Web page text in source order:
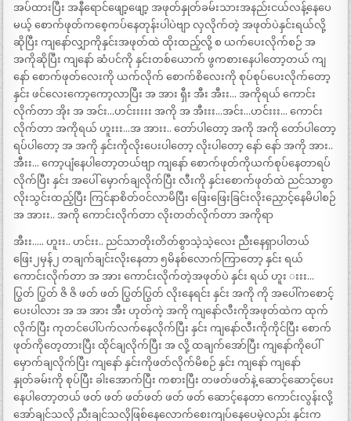
အပ်ထားပြီး အနီရောင်ဖျော့ဖျော့ အဖုတ်နှုတ်ခမ်းသားအနည်းငယ်လန့်နေပေ
မယ့် စောက်ဖုတ်ကစေ့ကပ်နေတုန်းပါပဲဗျာ လှလိုက်တဲ့ အဖုတ်ပဲနှင်းရယ်လို့
ဆိုပြီး ကျနော်လျှာကိုနှင်းအဖုတ်ထဲ ထိုးထည့်လို့ စ ယက်ပေးလိုက်စဉ် အ
အကိုဆိုပြီး ကျနော် ဆံပင်ကို နှင်းတစ်ယောက် ဖွကစားနေပါတော့တယ် ကျ
နော် စောက်ဖုတ်လေးကို ယက်လိုက် စောက်စိလေးကို စုပ်စုပ်ပေးလိုက်တော့
နှင်း ဖင်လေးကော့ကော့လာပြီး အ အား ရှီး အီး အီးး… အကိုရယ် ကောင်း
လိုက်တာ အိုး အ အင်း…ဟင်းးးးး အကို အ အီးးး…အင်း…ဟင်းးး… ကောင်း
လိုက်တာ အကိုရယ် ဟူးးး…အ အားး.. တော်ပါတော့ အကို အကို တော်ပါတော့
ရပ်ပါတော့ အ အကို နှင်းကိုလိုးပေးပါတော့ လိုးပါတော့ နော် နော် အကို အား..
အီးး… ကော့ပျံနေပါတော့တယ်ဗျာ ကျနော် စောက်ဖုတ်ကိုယက်စုပ်နေတာရပ်
လိုက်ပြီး နှင်း အပေါ် မှောက်ချလိုက်ပြီး လီးကို နှင်းစောက်ဖုတ်ထဲ ညင်သာစွာ
လိုးသွင်းထည့်ပြီး ကြင်နာစိတ်ဝင်လာမိပြီး ဖြေးဖြေးခြင်းလိုးညှောင့်နေမိပါစဉ်
အ အားး.. အကို ကောင်းလိုက်တာ လိုးတတ်လိုက်တာ အကိုရာ
အီးး….. ဟူးး.. ဟင်းး.. ညင်သာတိုးတိတ်စွာသဲ့သဲ့လေး ညီးနေရှာပါတယ်
ဖြေး၂မှန်၂ တချက်ချင်းလိုးနေတာ ၅မိနစ်လောက်ကြာတော့ နှင်း ရယ်
ကောင်းလိုက်တာ အ အား ကောင်းလိုက်တဲ့အဖုတ်ပဲ နှင်း ရယ် ဟူး းးး…
ပြွတ် ပြွတ် ဇိ ဇိ ဖတ် ဖတ် ပြွတ်ပြွတ် လိုးနေရင်း နှင်း အကို ကို အပေါ်ကစောင့်
ပေးပါလား အ အ အား အီး ဟုတ်ကဲ့ အကို ကျနော်လီးကိုအဖုတ်ထဲက ထုက်
လိုက်ပြီး ကုတင်ပေါ်ပက်လက်နေလိုက်ပြီး နှင်း ကျနော်လီးကိုကိုင်ပြီး စောက်
ဖုတ်ကိုတေ့တားပြီး ထိုင်ချလိုက်ပြီး အ လို့ ထချက်အော်ပြီး ကျနော်ကိုပေါ်
မှောက်ချလိုက်ပြီး ကျနော် နှင်းကိုဖတ်လိုက်မိစဉ် နှင်း ကျနော် ကျနော်
နှုတ်ခမ်းကို စုပ်ပြီး ခါးအောက်ပြီး ကစားပြီး တဖတ်ဖတ်နဲ့ ဆောင့်ဆောင့်ပေး
နေပါတော့တယ် ဖတ် ဖတ် ဖတ်ဖတ် ဖတ် ဖတ် ဆောင့်နေတာ ကောင်းလွန်းလို့
အော်ချင်သလို ညီးချင်သလိုဖြစ်နေလောက်စေးကျပ်နေပေမဲ့လည်း နှင်းက